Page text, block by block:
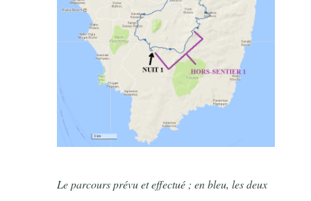
Le parcours prévu et effectué ; en bleu, les deux